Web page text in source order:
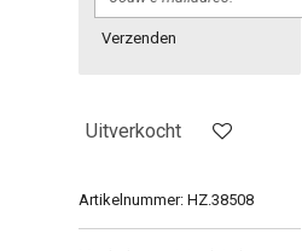
Verzenden
Uitverkocht
Artikelnummer: HZ.38508